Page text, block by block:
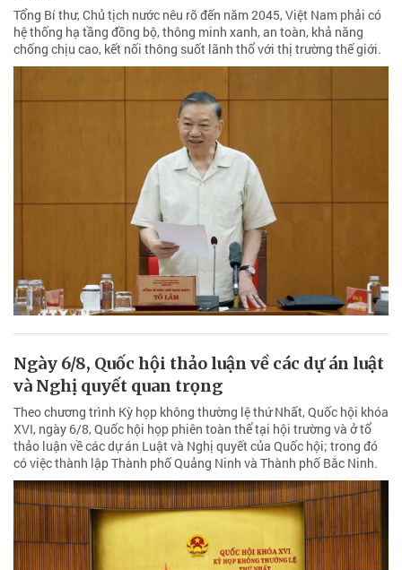
Tổng Bí thư, Chủ tịch nước nêu rõ đến năm 2045, Việt Nam phải có
hệ thống hạ tầng đồng bộ, thông minh xanh, an toàn, khả năng
chống chịu cao, kết nối thông suốt lãnh thổ với thị trường thế giới.
Ngày 6/8, Quốc hội thảo luận về các dự án luật
và Nghị quyết quan trọng
Theo chương trình Kỳ họp không thường lệ thứ Nhất, Quốc hội khóa
XVI, ngày 6/8, Quốc hội họp phiên toàn thể tại hội trường và ở tổ
thảo luận về các dự án Luật và Nghị quyết của Quốc hội; trong đó
có việc thành lập Thành phố Quảng Ninh và Thành phố Bắc Ninh.